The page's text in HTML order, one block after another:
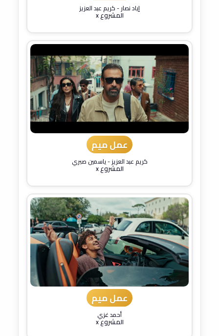
إياد نصار-كريم عبد العزيز
المشروع x
عمل ميم
كريم عبد العزيز-ياسمين صبري
المشروع x
عمل ميم
أحمد غزي
المشروع x